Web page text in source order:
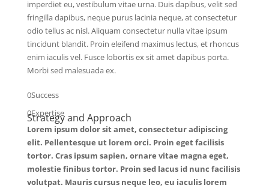
imperdiet eu, vestibulum vitae urna. Duis dapibus, velit sed
fringilla dapibus, neque purus lacinia neque, at consectetur
odio tellus ac nisl. Aliquam consectetur nulla vitae ipsum
tincidunt blandit. Proin eleifend maximus lectus, et rhoncus
enim iaculis vel. Fusce lobortis ex sit amet dapibus porta.
Morbi sed malesuada ex.
0Success
0Expertise
Strategy and Approach
Lorem ipsum dolor sit amet, consectetur adipiscing
elit. Pellentesque ut lorem orci. Proin eget facilisis
tortor. Cras ipsum sapien, ornare vitae magna eget,
molestie finibus tortor. Proin sed lacus id nunc facilisis
volutpat. Mauris cursus neque leo, eu iaculis lorem